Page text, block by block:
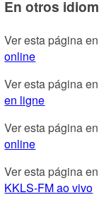
En otros
Ver esta página
online
Ver esta página
en ligne
Ver esta página
online
Ver esta página
KKLS-FM ao vivo